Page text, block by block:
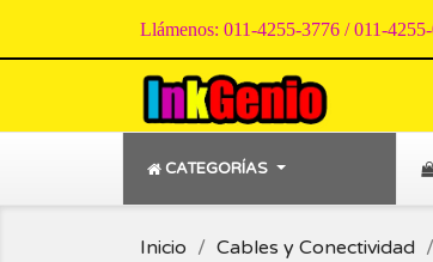
Llámenos: 011-4255-3776 / 011-
CATEGORÍAS
Inicio Cables y Conectividad